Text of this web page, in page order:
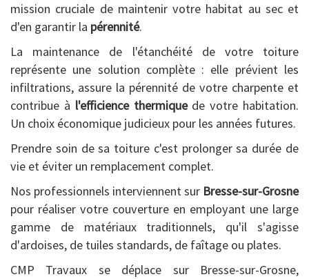
mission cruciale de maintenir votre habitat au sec et
d'en garantir la pérennité.
La maintenance de l'étanchéité de votre toiture
représente une solution complète : elle prévient les
infiltrations, assure la pérennité de votre charpente et
contribue à l'efficience thermiquede votre habitation.
Un choix économique judicieux pour les années futures.
Prendre soin de sa toiture c'est prolonger sa durée de
vie et éviter un remplacement complet.
Nos professionnels interviennent sur Bresse-sur-Grosne
pour réaliser votre couverture en employant une large
gamme de matériaux traditionnels, qu'il s'agisse
d'ardoises, de tuiles standards, de faîtage ou plates.
CMP Travaux se déplace sur Bresse-sur-Grosne,